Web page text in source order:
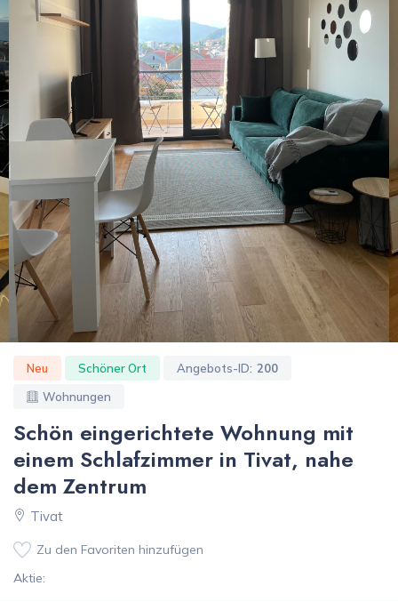
Neu Schöner Ort Angebots-ID: 200
Wohnungen
Schön eingerichtete Wohnung mit
einem Schlafzimmer in Tivat, nahe
dem Zentrum
Tivat
Zu den Favoriten hinzufügen
Aktie: